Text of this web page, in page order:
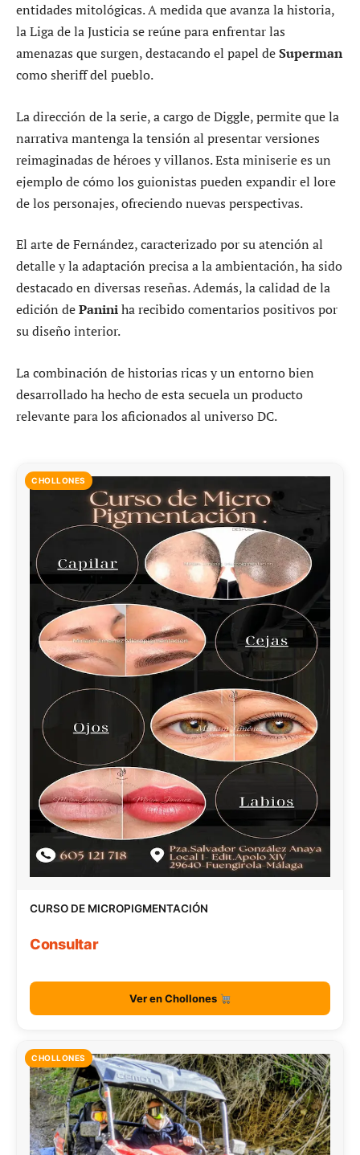
entidades mitológicas. A medida que avanza la historia,
la Liga de la Justicia se reúne para enfrentar las
amenazas que surgen, destacando el papel deSuperman
como sheriff del pueblo.
La dirección de la serie, a cargo de Diggle, permite que la
narrativa mantenga la tensión al presentar versiones
reimaginadas de héroes y villanos. Esta miniserie es un
ejemplo de cómo los guionistas pueden expandir el lore
de los personajes, ofreciendo nuevas perspectivas.
El arte de Fernández, caracterizado por su atención al
detalle y la adaptación precisa a la ambientación, ha sido
destacado en diversas reseñas. Además, la calidad de la
edición dePaniniha recibido comentarios positivos por
su diseño interior.
La combinación de historias ricas y un entorno bien
desarrollado ha hecho de esta secuela un producto
relevante para los aficionados al universo DC.
CHOLLONES
CURSO DE MICROPIGMENTACIÓN
Consultar
Ver en Chollones
CHOLLONES